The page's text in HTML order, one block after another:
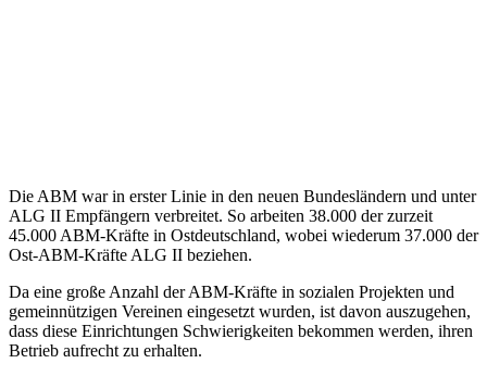
Die ABM war in erster Linie in den neuen Bundesländern und unter
ALG II Empfängern verbreitet. So arbeiten 38.000 der zurzeit
45.000 ABM-Kräfte in Ostdeutschland, wobei wiederum 37.000 der
Ost-ABM-Kräfte ALG II beziehen.
Da eine große Anzahl der ABM-Kräfte in sozialen Projekten und
gemeinnützigen Vereinen eingesetzt wurden, ist davon auszugehen,
dass diese Einrichtungen Schwierigkeiten bekommen werden, ihren
Betrieb aufrecht zu erhalten.